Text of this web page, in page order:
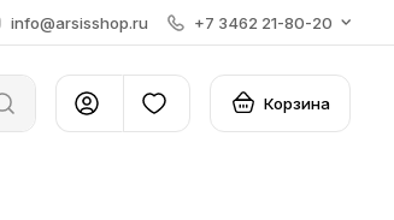
info@arsisshop.ru +7 3462 21-80-20
Корзина